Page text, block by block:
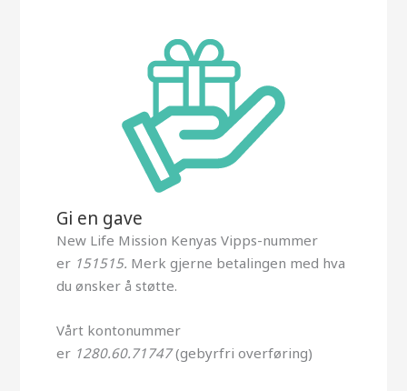
Gi en gave
New Life Mission Kenyas Vipps-nummer
er 151515. Merk gjerne betalingen med hva
du ønsker å støtte.
Vårt kontonummer
er 1280.60.71747(gebyrfri overføring)